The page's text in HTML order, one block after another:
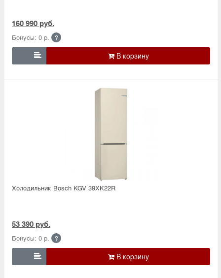
160 990 руб.
Бонусы: 0 р. ?

Холодильник Bosсh KGV 39XK22R
53 390 руб.
Бонусы: 0 р. ?
